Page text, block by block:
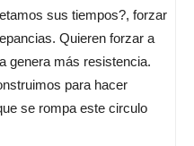
sus tiempos?, forzar
Quieren forzar a
genera más resistencia.
para hacer
se rompa este circulo